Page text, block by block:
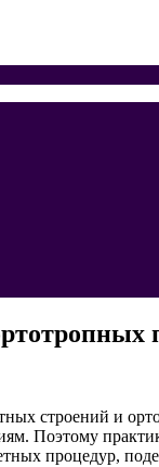
строений и
Поэтому
процедур,